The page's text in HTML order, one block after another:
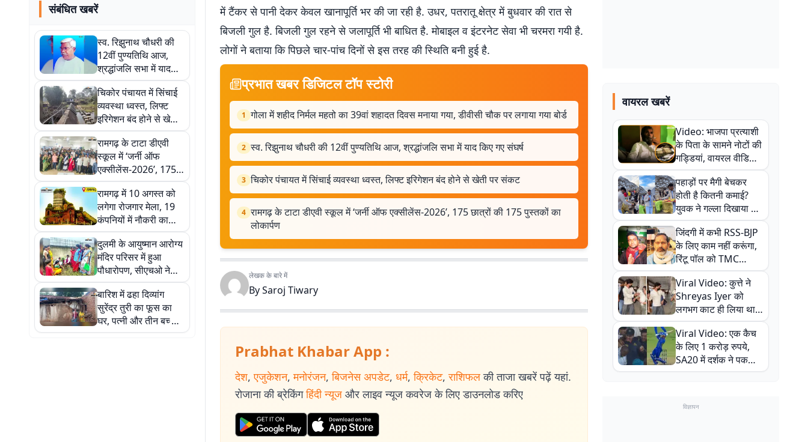
संबंधित खबरें
स्व. रिझुनाथ चौधरी की
12वीं पुण्यतिथि आज,
श्रद्धांजलि सभा में याद
किए गए संघर्ष
चिकोर पंचायत में सिंचाई
व्यवस्था ध्वस्त, लिफ्ट
इरिगेशन बंद होने से खेती
पर संकट
रामगढ़ के टाटा डीएवी
स्कूल में ‘जर्नी ऑफ
एक्सीलेंस-2026’, 175
छात्रों की 175 पुस्तकों
का लोकार्पण
रामगढ़ में 10 अगस्त को
लगेगा रोजगार मेला, 19
कंपनियों में नौकरी का
मौका
दुलमी के आयुष्मान आरोग्य
मंदिर परिसर में हुआ
पौधारोपण, सीएचओ ने
दिया पर्यावरण संरक्षण का
संदेश
बारिश में ढहा दिव्यांग
सुरेंद्र तुरी का फूस का
घर, पत्नी और तीन बच्चों
के साथ दूसरे के घर में
में टैंकर से पानी देकर केवल खानापूर्ति भर की जा रही है. उधर, पतरातू क्षेत्र में बुधवार की रात से
बिजली गुल है. बिजली गुल रहने से जलापूर्ति भी बाधित है. मोबाइल व इंटरनेट सेवा भी चरमरा गयी है.
लोगों ने बताया कि पिछले चार-पांच दिनों से इस तरह की स्थिति बनी हुई है.
प्रभात खबर डिजिटल टॉप स्टोरी
1 गोला में शहीद निर्मल महतो का 39वां शहादत दिवस मनाया गया, डीवीसी चौक पर लगाया गया बोर्ड
2 स्व. रिझुनाथ चौधरी की 12वीं पुण्यतिथि आज, श्रद्धांजलि सभा में याद किए गए संघर्ष
3 चिकोर पंचायत में सिंचाई व्यवस्था ध्वस्त, लिफ्ट इरिगेशन बंद होने से खेती पर संकट
4 रामगढ़ के टाटा डीएवी स्कूल में ‘जर्नी ऑफ एक्सीलेंस-2026’, 175 छात्रों की 175 पुस्तकों का
लोकार्पण
लेखक के बारे में
BySaroj Tiwary
Prabhat Khabar App :
देश, एजुकेशन, मनोरंजन, बिजनेस अपडेट, धर्म, क्रिकेट, राशिफल की ताजा खबरें पढ़ें यहां.
रोजाना की ब्रेकिंग हिंदी न्यूज और लाइव न्यूज कवरेज के लिए डाउनलोड करिए
वायरल खबरें
Video: भाजपा प्रत्याशी
के पिता के सामने नोटों की
गड्डियां, वायरल वीडियो
से राजनीति में उबाल,
अजित महतो बोले- TMC
की गंदी चाल
पहाड़ों पर मैगी बेचकर
होती है कितनी कमाई?
युवक ने गल्ला दिखाया तो
नौकरी वालों के खड़े हो गए
कान
जिंदगी में कभी RSS-BJP
के लिए काम नहीं करूंगा,
रिंटू पॉल को TMC
ऑफिस में ले जाकर पीटा,
Video वायरल
Viral Video: कुत्ते ने
Shreyas Iyer को
लगभग काट ही लिया था,
न्यूजीलैंड सीरीज से पहले
बाल-बाल बचे
Viral Video: एक कैच
के लिए 1 करोड़ रुपये,
SA20 में दर्शक ने पकड़ा
एक हाथ से गजब का कैच
विज्ञापन